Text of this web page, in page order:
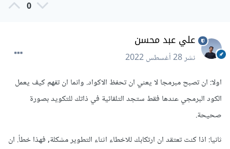
0
علي عبد محسن
نشر28 أغسطس 2022
اولا: ان تصبح مبرمجا لا يعني ان تحفظ الاكواد. وانما ان تفهم كيف يعمل
الكود البرمجي عندها فقط ستجد التلقائية في ذاتك للتكويد بصورة
صحيحة.
ثانيا: اذا كنت تعتقد ان ارتكابك للاخطاء اثناء التطوير مشكلة, فهذا خطأ. ان